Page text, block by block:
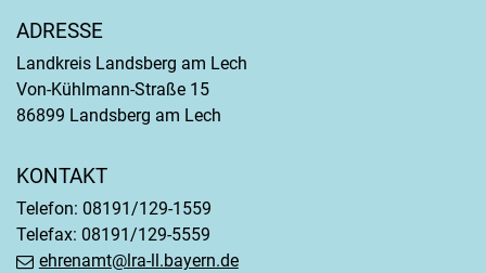
ADRESSE
Landkreis Landsberg am Lech
Von-Kühlmann-Straße 15
86899 Landsberg am Lech
KONTAKT
Telefon: 08191/129-1559
Telefax: 08191/129-5559
ehrenamt@lra-ll.bayern.de